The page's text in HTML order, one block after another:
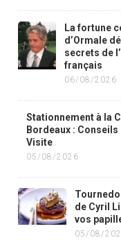
La fortune
d’Ormale
secrets de
français
06/08/2026
Stationnement à la
Bordeaux :
Visite
05/08/2026
de Cyril
vos
05/08/